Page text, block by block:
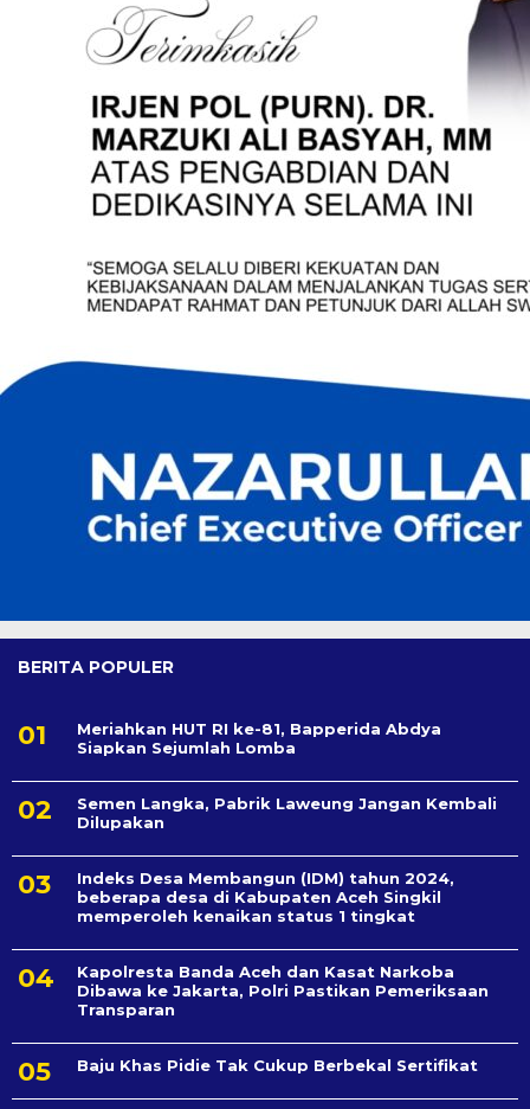
BERITA POPULER
Meriahkan HUT RI ke-81, Bapperida Abdya
Siapkan Sejumlah Lomba
Semen Langka, Pabrik Laweung Jangan Kembali
Dilupakan
Indeks Desa Membangun (IDM) tahun 2024,
beberapa desa di Kabupaten Aceh Singkil
memperoleh kenaikan status 1 tingkat
Kapolresta Banda Aceh dan Kasat Narkoba
Dibawa ke Jakarta, Polri Pastikan Pemeriksaan
Transparan
Baju Khas Pidie Tak Cukup Berbekal Sertifikat